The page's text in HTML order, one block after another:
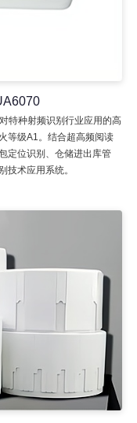
特种射频识别行业应用的高
等级A1。结合超高频阅读
定位识别、仓储进出库管
技术应用系统。